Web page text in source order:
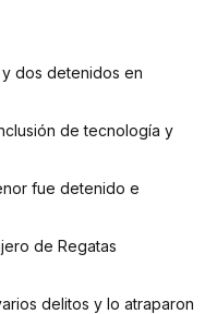
dos detenidos en
de tecnología y
fue detenido e
de Regatas
delitos y lo atraparon